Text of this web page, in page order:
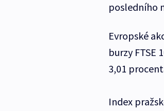
posledního
Evropské
burzy FTSE
3,01
Index